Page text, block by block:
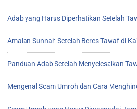
Adab yang Harus Diperhatikan Setelah
Amalan Sunnah Setelah Beres Tawaf di
Panduan Adab Setelah Menyelesaikan
Mengenal Scam Umroh dan Cara